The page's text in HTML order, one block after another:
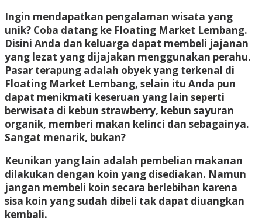
Ingin mendapatkan pengalaman wisata yang
unik? Coba datang ke Floating Market Lembang.
Disini Anda dan keluarga dapat membeli jajanan
yang lezat yang dijajakan menggunakan perahu.
Pasar terapung adalah obyek yang terkenal di
Floating Market Lembang, selain itu Anda pun
dapat menikmati keseruan yang lain seperti
berwisata di kebun strawberry, kebun sayuran
organik, memberi makan kelinci dan sebagainya.
Sangat menarik, bukan?
Keunikan yang lain adalah pembelian makanan
dilakukan dengan koin yang disediakan. Namun
jangan membeli koin secara berlebihan karena
sisa koin yang sudah dibeli tak dapat diuangkan
kembali.